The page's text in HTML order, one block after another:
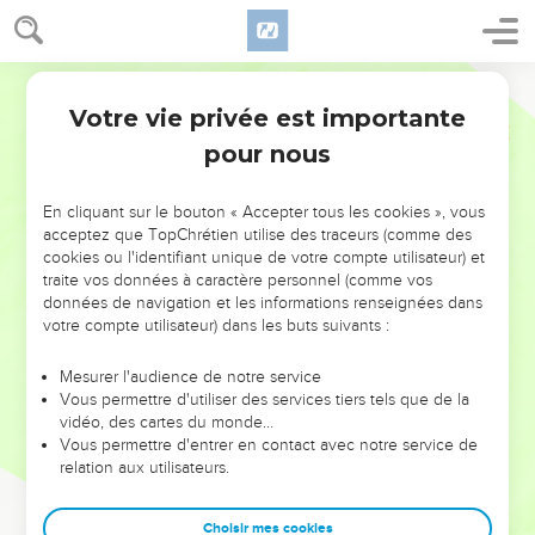
NE MANQUEZ PAS L’ÉVÉNEMENT
DE L’ANNÉE !
ET SI LEURS ERREURS POUVAIENT VOUS ÉVITER LES
VOTRES ?
leur foi ou leur vision. Mais on voit moins les doutes, les erreurs
et les saisons difficiles qu'ils ont traversés, alors même que ce
sont elles qui les ont façonnés.
Dans cette conférence, leaders, entrepreneurs, et responsables
clés pour avancer avec plus de sagesse afin que leurs erreurs
Votre vie privée est importante
pour nous
En cliquant sur le bouton « Accepter tous les cookies », vous
acceptez que TopChrétien utilise des traceurs (comme des
cookies ou l'identifiant unique de votre compte utilisateur) et
traite vos données à caractère personnel (comme vos
données de navigation et les informations renseignées dans
votre compte utilisateur) dans les buts suivants :
Mesurer l'audience de notre service
Vous permettre d'utiliser des services tiers tels que de la
vidéo, des cartes du monde…
Vous permettre d'entrer en contact avec notre service de
relation aux utilisateurs.
Choisir mes cookies